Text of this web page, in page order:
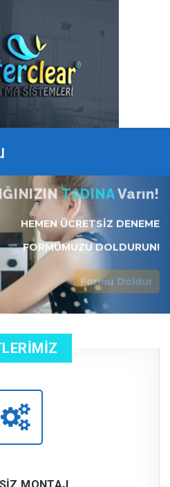
TADINAVarın!
HEMEN ÜCRETSİZ DENEME
FORMUMUZU DOLDURUN!
Formu Doldur